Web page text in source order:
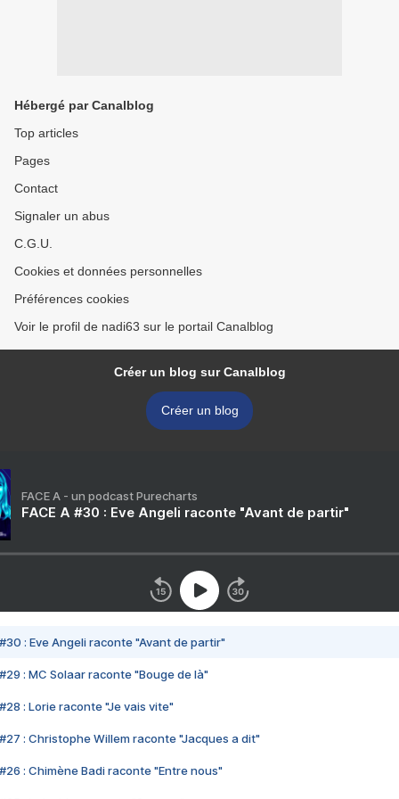
Hébergé par Canalblog
Top articles
Pages
Contact
Signaler un abus
C.G.U.
Cookies et données personnelles
Préférences cookies
Voir le profil de nadi63 sur le portail Canalblog
Créer un blog sur Canalblog
Créer un blog
FACE A - un podcast Purecharts
FACE A #30 : Eve Angeli raconte "Avant de partir"
#30 : Eve Angeli raconte "Avant de partir"
#29 : MC Solaar raconte "Bouge de là"
#28 : Lorie raconte "Je vais vite"
#27 : Christophe Willem raconte "Jacques a dit"
#26 : Chimène Badi raconte "Entre nous"